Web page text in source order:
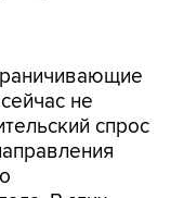
спрос
В этих
потому что